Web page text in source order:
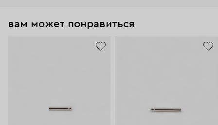
вам может понравиться